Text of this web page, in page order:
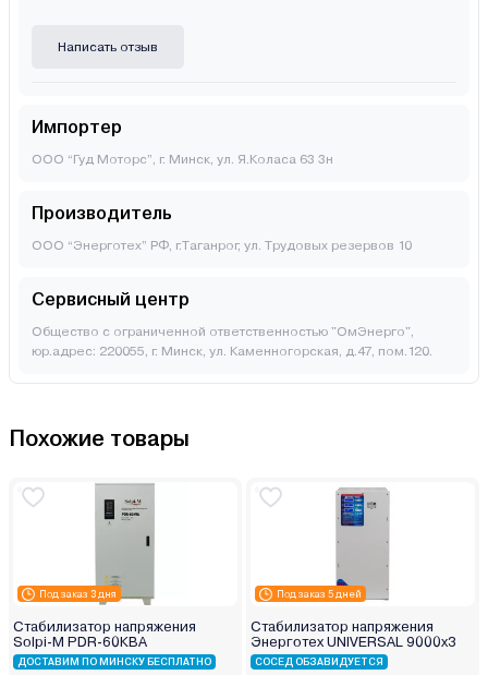
Написать отзыв
Импортер
ООО “Гуд Моторс”, г. Минск, ул. Я.Коласа 63 3н
Производитель
OОО “Энерготех” РФ, г.Таганрог, ул. Трудовых резервов 10
Сервисный центр
Общество с ограниченной ответственностью "ОмЭнерго",
юр.адрес: 220055, г. Минск, ул. Каменногорская, д.47, пом.120.
Похожие товары
Под заказ 3 дня
Стабилизатор напряжения
Solpi-M PDR-60КВА
ДОСТАВИМ ПО МИНСКУ БЕСПЛАТНО
Под заказ 5 дней
Стабилизатор напряжения
Энерготех UNIVERSAL 9000х3
СОСЕД ОБЗАВИДУЕТСЯ